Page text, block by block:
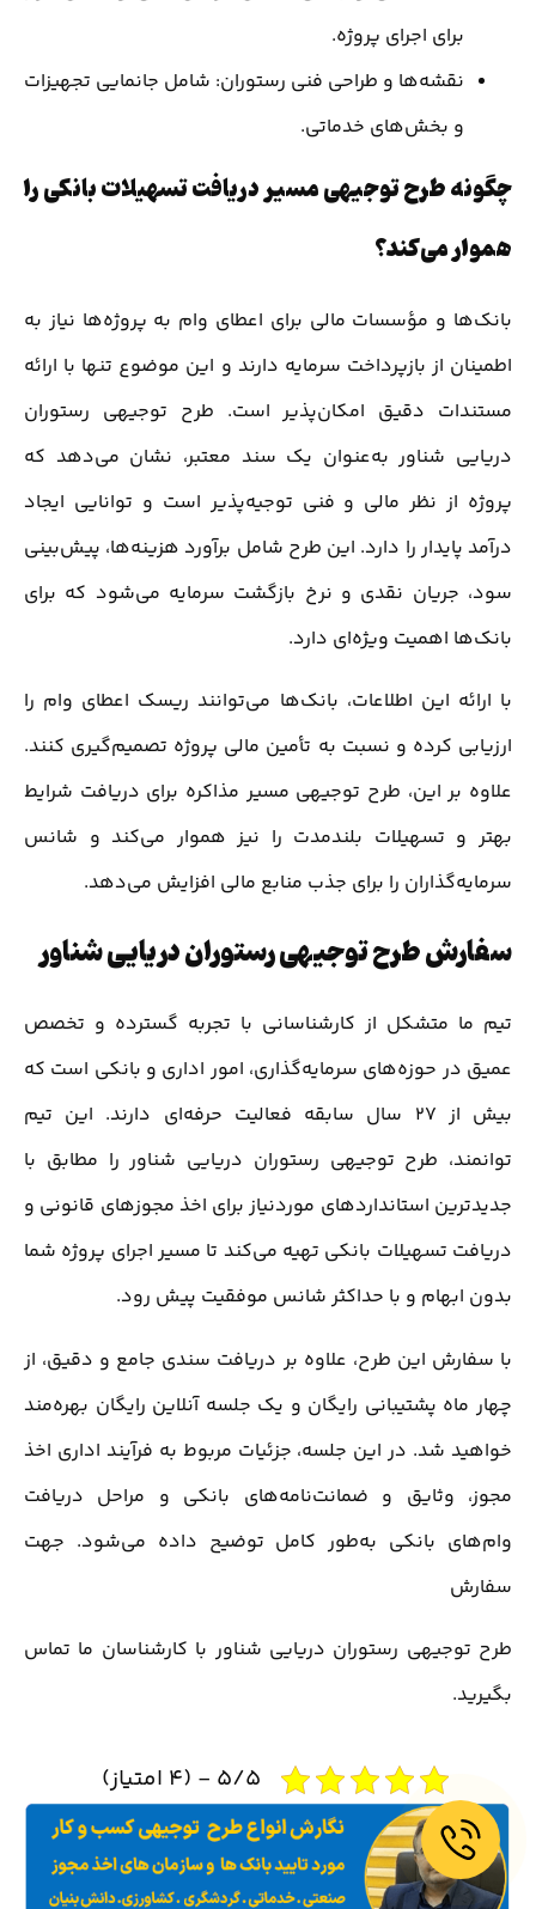
برای اجرای پروژه.
نقشه‌ها و طراحی فنی رستوران: شامل جانمایی تجهیزات
و بخش‌های خدماتی.
چگونه طرح توجیهی مسیر دریافت تسهیلات بانکی را
هموار می‌کند؟
بانک‌ها و مؤسسات مالی برای اعطای وام به پروژه‌ها نیاز به
اطمینان از بازپرداخت سرمایه دارند و این موضوع تنها با ارائه
مستندات دقیق امکان‌پذیر است. طرح توجیهی رستوران
دریایی شناور به‌عنوان یک سند معتبر، نشان می‌دهد که
پروژه از نظر مالی و فنی توجیه‌پذیر است و توانایی ایجاد
درآمد پایدار را دارد. این طرح شامل برآورد هزینه‌ها، پیش‌بینی
سود، جریان نقدی و نرخ بازگشت سرمایه می‌شود که برای
بانک‌ها اهمیت ویژه‌ای دارد.
با ارائه این اطلاعات، بانک‌ها می‌توانند ریسک اعطای وام را
ارزیابی کرده و نسبت به تأمین مالی پروژه تصمیم‌گیری کنند.
علاوه بر این، طرح توجیهی مسیر مذاکره برای دریافت شرایط
بهتر و تسهیلات بلندمدت را نیز هموار می‌کند و شانس
سرمایه‌گذاران را برای جذب منابع مالی افزایش می‌دهد.
سفارش طرح توجیهی رستوران دریایی شناور
تیم ما متشکل از کارشناسانی با تجربه گسترده و تخصص
عمیق در حوزه‌های سرمایه‌گذاری، امور اداری و بانکی است که
بیش از ۲۷ سال سابقه فعالیت حرفه‌ای دارند. این تیم
توانمند، طرح توجیهی رستوران دریایی شناور را مطابق با
جدیدترین استانداردهای موردنیاز برای اخذ مجوزهای قانونی و
دریافت تسهیلات بانکی تهیه می‌کند تا مسیر اجرای پروژه شما
بدون ابهام و با حداکثر شانس موفقیت پیش رود.
با سفارش این طرح، علاوه بر دریافت سندی جامع و دقیق، از
چهار ماه پشتیبانی رایگان و یک جلسه آنلاین رایگان بهره‌مند
خواهید شد. در این جلسه، جزئیات مربوط به فرآیند اداری اخذ
مجوز، وثایق و ضمانت‌نامه‌های بانکی و مراحل دریافت
وام‌های بانکی به‌طور کامل توضیح داده می‌شود. جهت
سفارش
طرح توجیهی رستوران دریایی شناور با کارشناسان ما تماس
بگیرید.
5/5 - (4 امتیاز)